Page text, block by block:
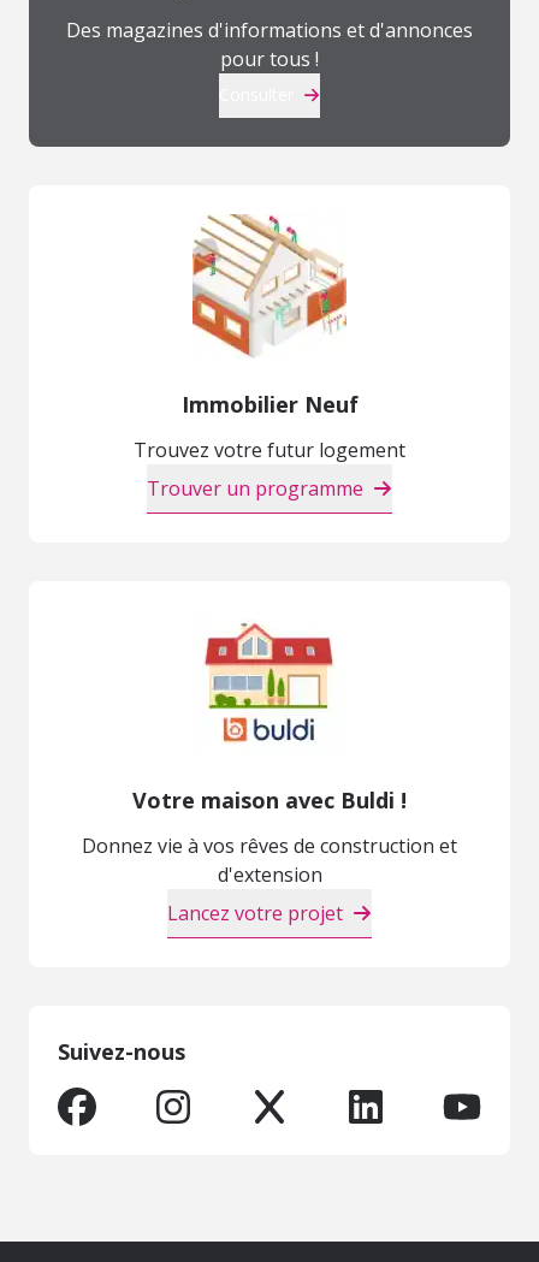
Des magazines d'informations et d'annonces
pour tous !
Immobilier Neuf
Trouvez votre futur logement
Trouver un programme
Votre maison avec Buldi !
Donnez vie à vos rêves de construction et
d'extension
Lancez votre projet
Suivez-nous